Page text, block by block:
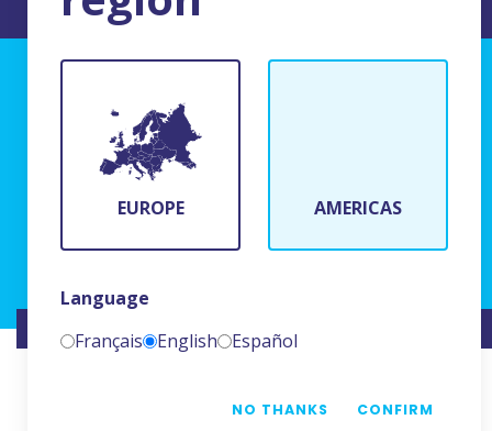
EUROPE AMERICAS
Language
Français
English Español
NO THANKS CONFIRM
BFR Systems
24 rue du Bois Chaland
91090 Lisses, France
SITIO WEB CREADO POR